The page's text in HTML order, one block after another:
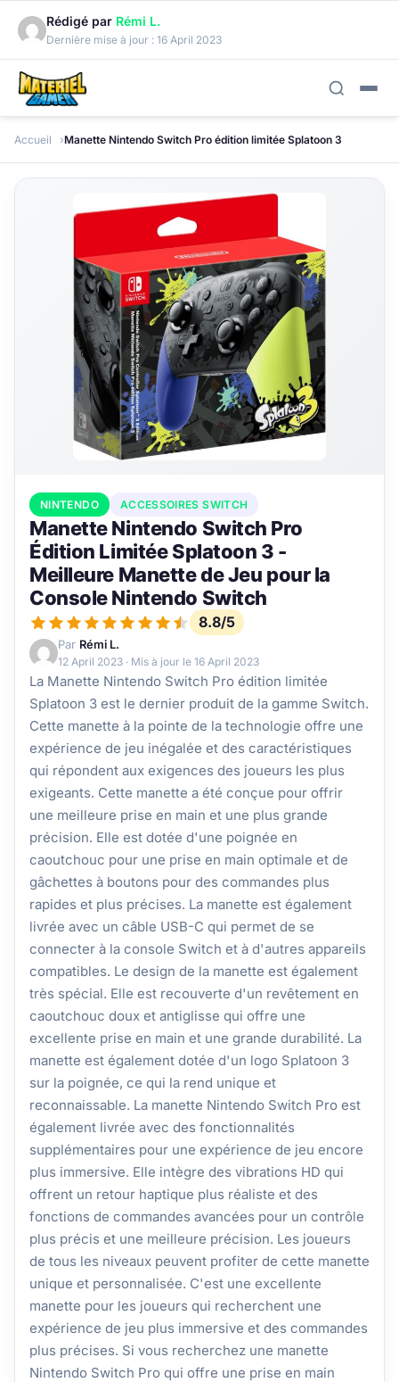
Rédigé par Rémi L.
Dernière mise à jour : 16 April 2023
Accueil Manette Nintendo Switch Pro édition limitée Splatoon 3
NINTENDO ACCESSOIRES SWITCH
Manette Nintendo Switch Pro
Édition Limitée Splatoon 3 -
Meilleure Manette de Jeu pour la
Console Nintendo Switch
8.8/5
Par Rémi L.
12 April 2023 · Mis à jour le 16 April 2023
La Manette Nintendo Switch Pro édition limitée
Splatoon 3 est le dernier produit de la gamme Switch.
Cette manette à la pointe de la technologie offre une
expérience de jeu inégalée et des caractéristiques
qui répondent aux exigences des joueurs les plus
exigeants. Cette manette a été conçue pour offrir
une meilleure prise en main et une plus grande
précision. Elle est dotée d'une poignée en
caoutchouc pour une prise en main optimale et de
gâchettes à boutons pour des commandes plus
rapides et plus précises. La manette est également
livrée avec un câble USB-C qui permet de se
connecter à la console Switch et à d'autres appareils
compatibles. Le design de la manette est également
très spécial. Elle est recouverte d'un revêtement en
caoutchouc doux et antiglisse qui offre une
excellente prise en main et une grande durabilité. La
manette est également dotée d'un logo Splatoon 3
sur la poignée, ce qui la rend unique et
reconnaissable. La manette Nintendo Switch Pro est
également livrée avec des fonctionnalités
supplémentaires pour une expérience de jeu encore
plus immersive. Elle intègre des vibrations HD qui
offrent un retour haptique plus réaliste et des
fonctions de commandes avancées pour un contrôle
plus précis et une meilleure précision. Les joueurs
de tous les niveaux peuvent profiter de cette manette
unique et personnalisée. C'est une excellente
manette pour les joueurs qui recherchent une
expérience de jeu plus immersive et des commandes
plus précises. Si vous recherchez une manette
Nintendo Switch Pro qui offre une prise en main